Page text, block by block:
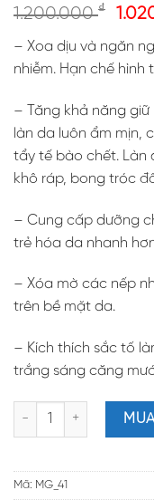
1.200.000₫
– Xoa dịu và ngăn
nhiễm. Hạn chế hình
– Tăng khả năng
làn da luôn ẩm mịn,
tẩy tế bào chết. Làn
khô ráp, bong tróc
– Cung cấp dưỡng
trẻ hóa da nhanh
– Xóa mờ các nếp
trên bề mặt da.
– Kích thích sắc tố
trắng sáng căng
Maria Galland 41
Mã: MG_41